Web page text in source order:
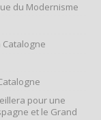
du Modernisme
Catalogne
pour une
et le Grand